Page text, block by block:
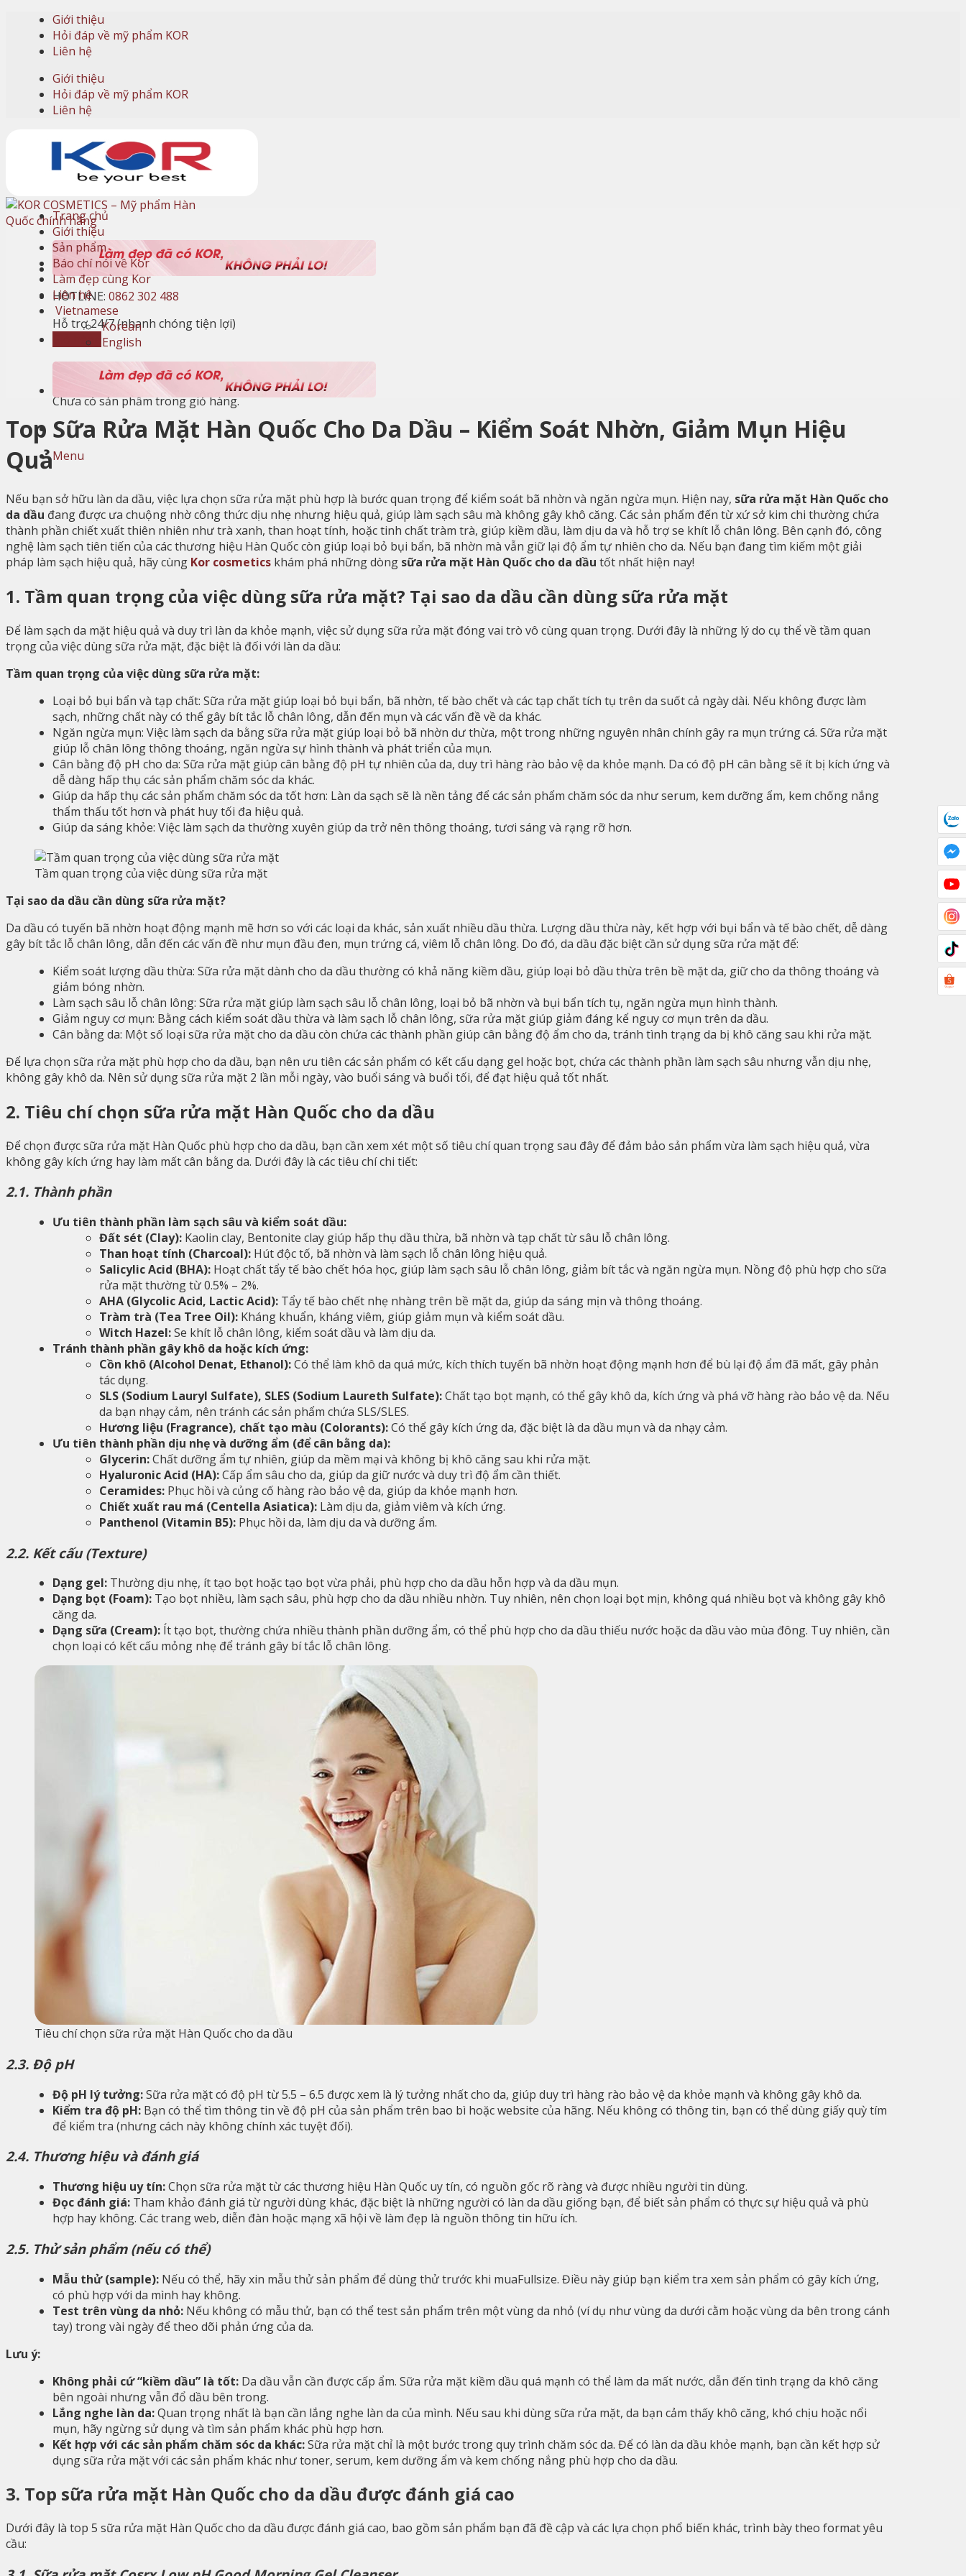
content
Giới thiệu
Hỏi đáp về mỹ phẩm KOR
Liên hệ
Giới thiệu
Hỏi đáp về mỹ phẩm KOR
Liên hệ
HOTLINE: 0862 302 488
Hỗ trợ 24/7 (nhanh chóng tiện lợi)
Giỏ hàng
Giỏ hàng
Chưa có sản phẩm trong giỏ hàng.
Menu
Trang chủ
Giới thiệu
Sản phẩm
Báo chí nói về Kor
Làm đẹp cùng Kor
Liên hệ
Vietnamese
Korean
English
Top Sữa Rửa Mặt Hàn Quốc Cho Da Dầu – Kiểm Soát Nhờn, Giảm Mụn Hiệu
Quả
Nếu bạn sở hữu làn da dầu, việc lựa chọn sữa rửa mặt phù hợp là bước quan trọng để kiểm soát bã nhờn và ngăn ngừa mụn. Hiện nay, sữa rửa mặt Hàn Quốc cho
da dầu đang được ưa chuộng nhờ công thức dịu nhẹ nhưng hiệu quả, giúp làm sạch sâu mà không gây khô căng. Các sản phẩm đến từ xứ sở kim chi thường chứa
thành phần chiết xuất thiên nhiên như trà xanh, than hoạt tính, hoặc tinh chất tràm trà, giúp kiềm dầu, làm dịu da và hỗ trợ se khít lỗ chân lông. Bên cạnh đó, công
nghệ làm sạch tiên tiến của các thương hiệu Hàn Quốc còn giúp loại bỏ bụi bẩn, bã nhờn mà vẫn giữ lại độ ẩm tự nhiên cho da. Nếu bạn đang tìm kiếm một giải
pháp làm sạch hiệu quả, hãy cùng Kor cosmetics khám phá những dòng sữa rửa mặt Hàn Quốc cho da dầu tốt nhất hiện nay!
1. Tầm quan trọng của việc dùng sữa rửa mặt? Tại sao da dầu cần dùng sữa rửa mặt
Để làm sạch da mặt hiệu quả và duy trì làn da khỏe mạnh, việc sử dụng sữa rửa mặt đóng vai trò vô cùng quan trọng. Dưới đây là những lý do cụ thể về tầm quan
trọng của việc dùng sữa rửa mặt, đặc biệt là đối với làn da dầu:
Tầm quan trọng của việc dùng sữa rửa mặt:
Loại bỏ bụi bẩn và tạp chất: Sữa rửa mặt giúp loại bỏ bụi bẩn, bã nhờn, tế bào chết và các tạp chất tích tụ trên da suốt cả ngày dài. Nếu không được làm
sạch, những chất này có thể gây bít tắc lỗ chân lông, dẫn đến mụn và các vấn đề về da khác.
Ngăn ngừa mụn: Việc làm sạch da bằng sữa rửa mặt giúp loại bỏ bã nhờn dư thừa, một trong những nguyên nhân chính gây ra mụn trứng cá. Sữa rửa mặt
giúp lỗ chân lông thông thoáng, ngăn ngừa sự hình thành và phát triển của mụn.
Cân bằng độ pH cho da: Sữa rửa mặt giúp cân bằng độ pH tự nhiên của da, duy trì hàng rào bảo vệ da khỏe mạnh. Da có độ pH cân bằng sẽ ít bị kích ứng và
dễ dàng hấp thụ các sản phẩm chăm sóc da khác.
Giúp da hấp thụ các sản phẩm chăm sóc da tốt hơn: Làn da sạch sẽ là nền tảng để các sản phẩm chăm sóc da như serum, kem dưỡng ẩm, kem chống nắng
thẩm thấu tốt hơn và phát huy tối đa hiệu quả.
Giúp da sáng khỏe: Việc làm sạch da thường xuyên giúp da trở nên thông thoáng, tươi sáng và rạng rỡ hơn.
Tầm quan trọng của việc dùng sữa rửa mặt
Tại sao da dầu cần dùng sữa rửa mặt?
Da dầu có tuyến bã nhờn hoạt động mạnh mẽ hơn so với các loại da khác, sản xuất nhiều dầu thừa. Lượng dầu thừa này, kết hợp với bụi bẩn và tế bào chết, dễ dàng
gây bít tắc lỗ chân lông, dẫn đến các vấn đề như mụn đầu đen, mụn trứng cá, viêm lỗ chân lông. Do đó, da dầu đặc biệt cần sử dụng sữa rửa mặt để:
Kiểm soát lượng dầu thừa: Sữa rửa mặt dành cho da dầu thường có khả năng kiềm dầu, giúp loại bỏ dầu thừa trên bề mặt da, giữ cho da thông thoáng và
giảm bóng nhờn.
Làm sạch sâu lỗ chân lông: Sữa rửa mặt giúp làm sạch sâu lỗ chân lông, loại bỏ bã nhờn và bụi bẩn tích tụ, ngăn ngừa mụn hình thành.
Giảm nguy cơ mụn: Bằng cách kiểm soát dầu thừa và làm sạch lỗ chân lông, sữa rửa mặt giúp giảm đáng kể nguy cơ mụn trên da dầu.
Cân bằng da: Một số loại sữa rửa mặt cho da dầu còn chứa các thành phần giúp cân bằng độ ẩm cho da, tránh tình trạng da bị khô căng sau khi rửa mặt.
Để lựa chọn sữa rửa mặt phù hợp cho da dầu, bạn nên ưu tiên các sản phẩm có kết cấu dạng gel hoặc bọt, chứa các thành phần làm sạch sâu nhưng vẫn dịu nhẹ,
không gây khô da. Nên sử dụng sữa rửa mặt 2 lần mỗi ngày, vào buổi sáng và buổi tối, để đạt hiệu quả tốt nhất.
2. Tiêu chí chọn sữa rửa mặt Hàn Quốc cho da dầu
Để chọn được sữa rửa mặt Hàn Quốc phù hợp cho da dầu, bạn cần xem xét một số tiêu chí quan trọng sau đây để đảm bảo sản phẩm vừa làm sạch hiệu quả, vừa
không gây kích ứng hay làm mất cân bằng da. Dưới đây là các tiêu chí chi tiết:
2.1. Thành phần
Ưu tiên thành phần làm sạch sâu và kiểm soát dầu:
Đất sét (Clay): Kaolin clay, Bentonite clay giúp hấp thụ dầu thừa, bã nhờn và tạp chất từ sâu lỗ chân lông.
Than hoạt tính (Charcoal): Hút độc tố, bã nhờn và làm sạch lỗ chân lông hiệu quả.
Salicylic Acid (BHA): Hoạt chất tẩy tế bào chết hóa học, giúp làm sạch sâu lỗ chân lông, giảm bít tắc và ngăn ngừa mụn. Nồng độ phù hợp cho sữa
rửa mặt thường từ 0.5% – 2%.
AHA (Glycolic Acid, Lactic Acid): Tẩy tế bào chết nhẹ nhàng trên bề mặt da, giúp da sáng mịn và thông thoáng.
Tràm trà (Tea Tree Oil): Kháng khuẩn, kháng viêm, giúp giảm mụn và kiểm soát dầu.
Witch Hazel:Se khít lỗ chân lông, kiểm soát dầu và làm dịu da.
Tránh thành phần gây khô da hoặc kích ứng:
Cồn khô (Alcohol Denat, Ethanol):Có thể làm khô da quá mức, kích thích tuyến bã nhờn hoạt động mạnh hơn để bù lại độ ẩm đã mất, gây phản
tác dụng.
SLS (Sodium Lauryl Sulfate), SLES (Sodium Laureth Sulfate):Chất tạo bọt mạnh, có thể gây khô da, kích ứng và phá vỡ hàng rào bảo vệ da. Nếu
da bạn nhạy cảm, nên tránh các sản phẩm chứa SLS/SLES.
Hương liệu (Fragrance), chất tạo màu (Colorants):Có thể gây kích ứng da, đặc biệt là da dầu mụn và da nhạy cảm.
Ưu tiên thành phần dịu nhẹ và dưỡng ẩm (để cân bằng da):
Glycerin:Chất dưỡng ẩm tự nhiên, giúp da mềm mại và không bị khô căng sau khi rửa mặt.
Hyaluronic Acid (HA):Cấp ẩm sâu cho da, giúp da giữ nước và duy trì độ ẩm cần thiết.
Ceramides: Phục hồi và củng cố hàng rào bảo vệ da, giúp da khỏe mạnh hơn.
Chiết xuất rau má (Centella Asiatica): Làm dịu da, giảm viêm và kích ứng.
Panthenol (Vitamin B5): Phục hồi da, làm dịu da và dưỡng ẩm.
2.2. Kết cấu (Texture)
Dạng gel: Thường dịu nhẹ, ít tạo bọt hoặc tạo bọt vừa phải, phù hợp cho da dầu hỗn hợp và da dầu mụn.
Dạng bọt (Foam): Tạo bọt nhiều, làm sạch sâu, phù hợp cho da dầu nhiều nhờn. Tuy nhiên, nên chọn loại bọt mịn, không quá nhiều bọt và không gây khô
căng da.
Dạng sữa (Cream): Ít tạo bọt, thường chứa nhiều thành phần dưỡng ẩm, có thể phù hợp cho da dầu thiếu nước hoặc da dầu vào mùa đông. Tuy nhiên, cần
chọn loại có kết cấu mỏng nhẹ để tránh gây bí tắc lỗ chân lông.
Tiêu chí chọn sữa rửa mặt Hàn Quốc cho da dầu
2.3. Độ pH
Độ pH lý tưởng:Sữa rửa mặt có độ pH từ 5.5 – 6.5 được xem là lý tưởng nhất cho da, giúp duy trì hàng rào bảo vệ da khỏe mạnh và không gây khô da.
Kiểm tra độ pH: Bạn có thể tìm thông tin về độ pH của sản phẩm trên bao bì hoặc website của hãng. Nếu không có thông tin, bạn có thể dùng giấy quỳ tím
để kiểm tra (nhưng cách này không chính xác tuyệt đối).
2.4. Thương hiệu và đánh giá
Thương hiệu uy tín:Chọn sữa rửa mặt từ các thương hiệu Hàn Quốc uy tín, có nguồn gốc rõ ràng và được nhiều người tin dùng.
Đọc đánh giá: Tham khảo đánh giá từ người dùng khác, đặc biệt là những người có làn da dầu giống bạn, để biết sản phẩm có thực sự hiệu quả và phù
hợp hay không. Các trang web, diễn đàn hoặc mạng xã hội về làm đẹp là nguồn thông tin hữu ích.
2.5. Thử sản phẩm (nếu có thể)
Mẫu thử (sample): Nếu có thể, hãy xin mẫu thử sản phẩm để dùng thử trước khi muaFullsize. Điều này giúp bạn kiểm tra xem sản phẩm có gây kích ứng,
có phù hợp với da mình hay không.
Test trên vùng da nhỏ: Nếu không có mẫu thử, bạn có thể test sản phẩm trên một vùng da nhỏ (ví dụ như vùng da dưới cằm hoặc vùng da bên trong cánh
tay) trong vài ngày để theo dõi phản ứng của da.
Lưu ý:
Không phải cứ “kiềm dầu” là tốt: Da dầu vẫn cần được cấp ẩm. Sữa rửa mặt kiềm dầu quá mạnh có thể làm da mất nước, dẫn đến tình trạng da khô căng
bên ngoài nhưng vẫn đổ dầu bên trong.
Lắng nghe làn da:Quan trọng nhất là bạn cần lắng nghe làn da của mình. Nếu sau khi dùng sữa rửa mặt, da bạn cảm thấy khô căng, khó chịu hoặc nổi
mụn, hãy ngừng sử dụng và tìm sản phẩm khác phù hợp hơn.
Kết hợp với các sản phẩm chăm sóc da khác:Sữa rửa mặt chỉ là một bước trong quy trình chăm sóc da. Để có làn da dầu khỏe mạnh, bạn cần kết hợp sử
dụng sữa rửa mặt với các sản phẩm khác như toner, serum, kem dưỡng ẩm và kem chống nắng phù hợp cho da dầu.
3. Top sữa rửa mặt Hàn Quốc cho da dầu được đánh giá cao
Dưới đây là top 5 sữa rửa mặt Hàn Quốc cho da dầu được đánh giá cao, bao gồm sản phẩm bạn đã đề cập và các lựa chọn phổ biến khác, trình bày theo format yêu
cầu: